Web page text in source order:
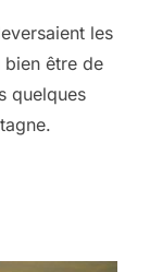
les
être de
quelques